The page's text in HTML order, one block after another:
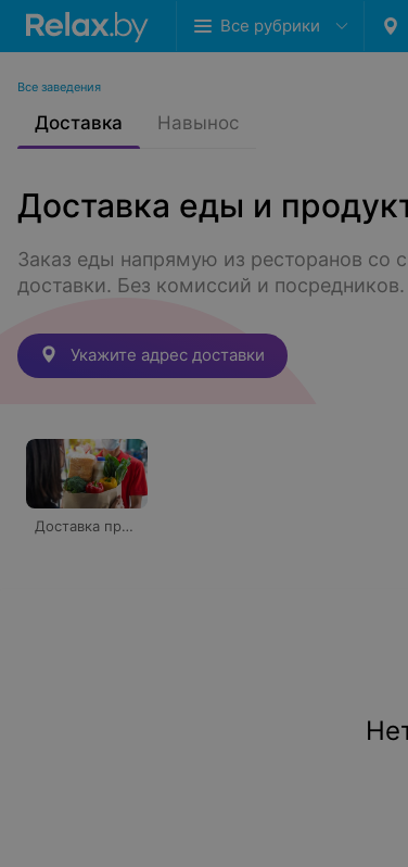
Все рубрики
Все заведения
Доставка Навынос
Доставка еды и
Заказ еды напрямую из ресторанов со
доставки. Без комиссий и посредников.
Укажите адрес доставки
Доставка продуктов на дом